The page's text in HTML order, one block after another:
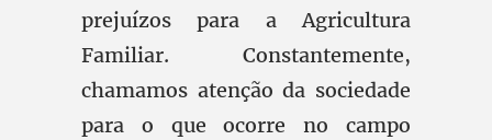
prejuízos para a Agricultura
Familiar. Constantemente,
chamamos atenção da sociedade
para o que ocorre no campo